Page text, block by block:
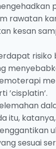
rawatan
kesan
risiko
’cisplatin’.
itu,
sesuai